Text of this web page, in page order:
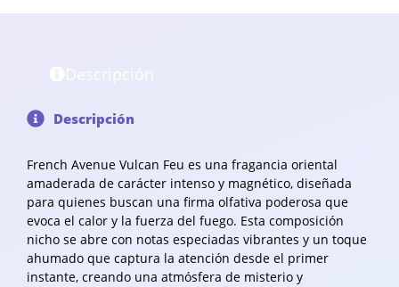
Descripción
French Avenue Vulcan Feu es una fragancia oriental
amaderada de carácter intenso y magnético, diseñada
para quienes buscan una firma olfativa poderosa que
evoca el calor y la fuerza del fuego. Esta composición
nicho se abre con notas especiadas vibrantes y un toque
ahumado que captura la atención desde el primer
instante, creando una atmósfera de misterio y